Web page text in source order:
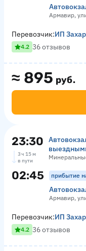
Армавир,
≈ 895 руб.
Перевозчик:ИП
4.2 36 отзывов
23:30
3 ч 15 м
в пути
02:45 прибытие
Армавир,
Перевозчик:ИП
4.2 36 отзывов